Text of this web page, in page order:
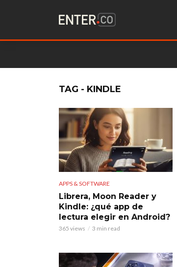
TAG - KINDLE
APPS & SOFTWARE
Librera, Moon Reader y
Kindle: ¿qué app de
lectura elegir en Android?
365 views 3 min read